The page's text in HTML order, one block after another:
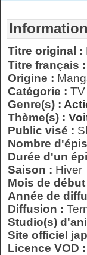
Titre original :
Titre français :
Origine :
Catégorie : TV
Genre(s) :
Thème(s) :
Public visé :
Nombre
Durée d'un
Saison : Hiver
Mois de
Année de
Diffusion :
Studio(s)
Site officiel
Licence VOD :